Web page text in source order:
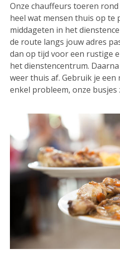
Onze chauffeurs toeren
heel wat mensen thuis op te
middageten in het
de route langs jouw adres
dan op tijd voor een rustige
het dienstencentrum.
weer thuis af. Gebruik je een
enkel probleem, onze busjes